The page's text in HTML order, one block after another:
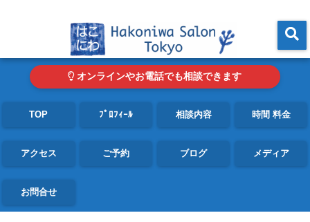
オンラインやお電話でも相談できます
TOP ﾌﾟﾛﾌｨｰﾙ 相談内容 時間 料金
アクセス ご予約 ブログ メディア
お問合せ